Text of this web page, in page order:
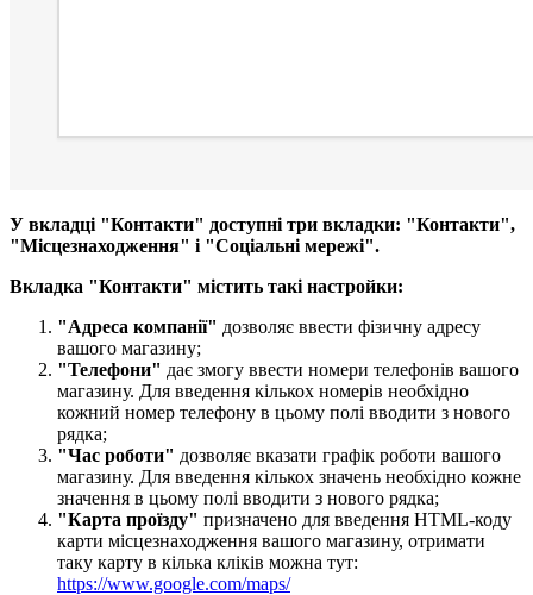
У вкладці "Контакти" доступні три вкладки: "Контакти",
"Місцезнаходження" і "Соціальні мережі".
Вкладка "Контакти" містить такі настройки:​
"Адреса компанії​" дозволяє ввести фізичну адресу
вашого магазину;
"Телефони" дає змогу ввести номери телефонів вашого
магазину. Для введення кількох номерів необхідно
кожний номер телефону в цьому полі вводити з нового
рядка;
"Час роботи​" дозволяє вказати графік роботи вашого
магазину. Для введення кількох значень необхідно кожне
значення в цьому полі вводити з нового рядка;
"Карта проїзду​​" призначено для введення HTML-коду
карти місцезнаходження вашого магазину, отримати
таку карту в кілька кліків можна тут:
https://www.google.com/maps/